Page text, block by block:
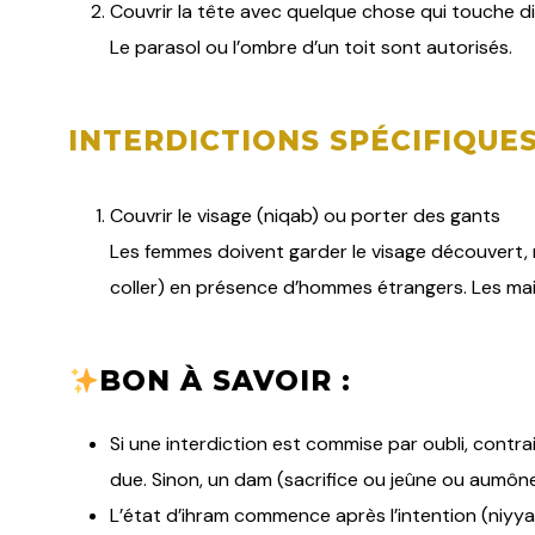
Couvrir la tête avec quelque chose qui touche
Le parasol ou l’ombre d’un toit sont autorisés.
INTERDICTIONS
Couvrir le visage (niqab) ou porter des gants
Les femmes doivent garder le visage
coller) en présence d’hommes étrangers. Les
BON À SAVOIR :
Si une interdiction est commise par oubli,
due. Sinon, un dam (sacrifice ou jeûne ou
L’état d’ihram commence après l’intention